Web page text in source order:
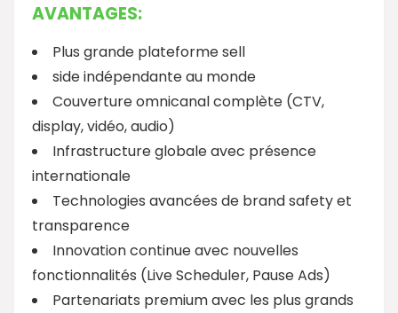
AVANTAGES:
Plus grande plateforme sell
side indépendante au monde
Couverture omnicanal complète (CTV,
display, vidéo, audio)
Infrastructure globale avec présence
internationale
Technologies avancées de brand safety et
transparence
Innovation continue avec nouvelles
fonctionnalités (Live Scheduler, Pause Ads)
Partenariats premium avec les plus grands